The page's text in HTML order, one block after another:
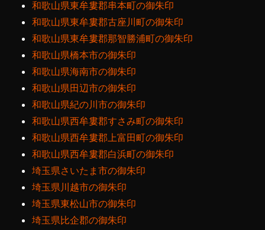
和歌山県東牟婁郡串本町の御朱印
和歌山県東牟婁郡古座川町の御朱印
和歌山県東牟婁郡那智勝浦町の御朱印
和歌山県橋本市の御朱印
和歌山県海南市の御朱印
和歌山県田辺市の御朱印
和歌山県紀の川市の御朱印
和歌山県西牟婁郡すさみ町の御朱印
和歌山県西牟婁郡上富田町の御朱印
和歌山県西牟婁郡白浜町の御朱印
埼玉県さいたま市の御朱印
埼玉県川越市の御朱印
埼玉県東松山市の御朱印
埼玉県比企郡の御朱印